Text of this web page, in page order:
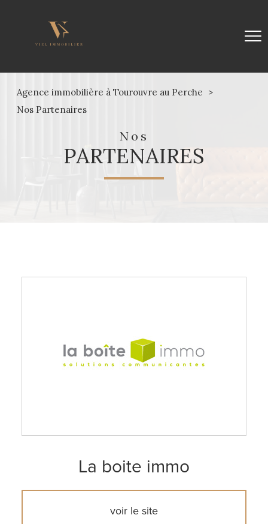
Agence immobilière à Tourouvre au Perche
Nos Partenaires
nos
PARTENAIRES
La boite immo
voir le site